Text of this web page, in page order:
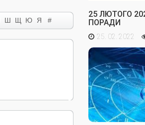
Ш Щ Ю Я #
25 ЛЮТОГО
ПОРАДИ
25. 02. 2022